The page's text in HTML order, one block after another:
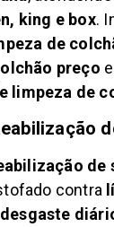
king e box.
de
preço e
limpeza de
de
contra